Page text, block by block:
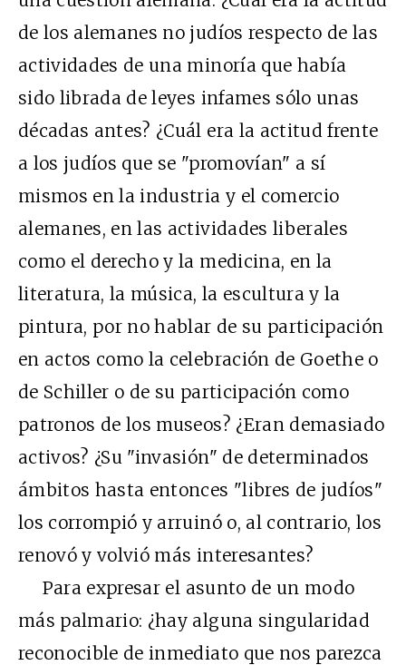
de los alemanes no judíos respecto de las
actividades de una minoría que había
sido librada de leyes infames sólo unas
décadas antes? ¿Cuál era la actitud frente
a los judíos que se "promovían" a sí
mismos en la industria y el comercio
alemanes, en las actividades liberales
como el derecho y la medicina, en la
literatura, la música, la escultura y la
pintura, por no hablar de su participación
en actos como la celebración de Goethe o
de Schiller o de su participación como
patronos de los museos? ¿Eran demasiado
activos? ¿Su "invasión" de determinados
ámbitos hasta entonces "libres de judíos"
los corrompió y arruinó o, al contrario, los
renovó y volvió más interesantes?
Para expresar el asunto de un modo
más palmario: ¿hay alguna singularidad
reconocible de inmediato que nos parezca